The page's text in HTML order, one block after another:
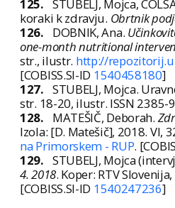
125. STUBELJ, Mojca,
koraki k zdravju. Obrtnik
126.
DOBNIK, Ana.
one-month nutritional
str., ilustr. http://
[COBISS.SI-ID 1540458180]
127. STUBELJ, Mojca.
str. 18-20, ilustr. ISSN 2385-
128.
MATEŠIČ, Deborah.
Izola: [D. Matešič], 2018. VI,
na Primorskem - RUP.
129. STUBELJ, Mojca
4. 2018. Koper: RTV
[COBISS.SI-ID 1540247236]